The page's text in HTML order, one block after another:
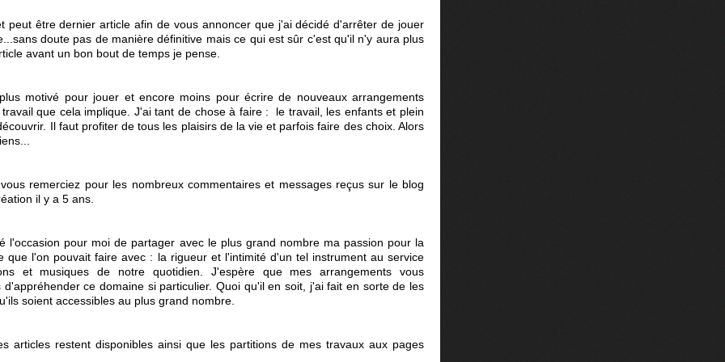
peut être dernier article afin de vous annoncer que j'ai décidé d'arrêter de jouer
doute pas de manière définitive mais ce qui est sûr c'est qu'il n'y aura plus
avant un bon bout de temps je pense.
motivé pour jouer et encore moins pour écrire de nouveaux arrangements
que cela implique. J'ai tant de chose à faire : le travail, les enfants et plein
Il faut profiter de tous les plaisirs de la vie et parfois faire des choix. Alors
remerciez pour les nombreux commentaires et messages reçus sur le blog
il y a 5 ans.
l'occasion pour moi de partager avec le plus grand nombre ma passion pour la
que l'on pouvait faire avec : la rigueur et l'intimité d'un tel instrument au service
et musiques de notre quotidien. J'espère que mes arrangements vous
d'appréhender ce domaine si particulier. Quoi qu'il en soit, j'ai fait en sorte de les
soient accessibles au plus grand nombre.
articles restent disponibles ainsi que les partitions de mes travaux aux pages